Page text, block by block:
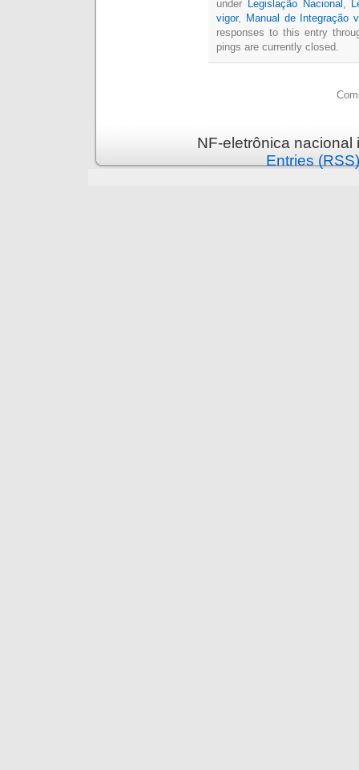
under Legislação Nacional ,
vigor, Manual de Integração
responses to this entry
pings are currently closed.
NF-eletrônica
Entries (RSS)